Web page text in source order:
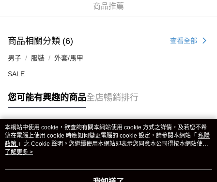
商品推薦
商品相關分類 (6) 查看全部
男子 服裝 外套/馬甲
SALE
您可能有興趣的商品全店暢銷排行
熱門標籤
熱銷排行
本網站中使用 cookie，欲查詢有關本網站使用 cookie 方式之詳情，及若您不希
望在電腦上使用 cookie 時應如何變更電腦的 cookie 設定，請參閱本網站「 私隱
政策 」之 Cookie 聲明。您繼續使用本網站即表示您同意本公司得按本網站使用
條款之 Cookie 聲明使用 cookie。
了解更多 >